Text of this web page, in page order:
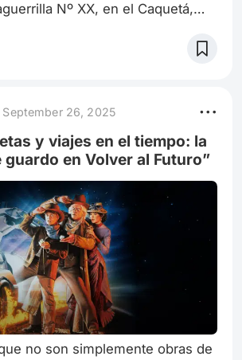
Nº XX, en el Caquetá,
solo trochas y ríos.
habían dicho que era pequeño,
está allá, sin apoyo, todo se
el monte, el silenci
September 26, 2025
y viajes en el tiempo: la
en Volver al Futuro”
no son simplemente obras de